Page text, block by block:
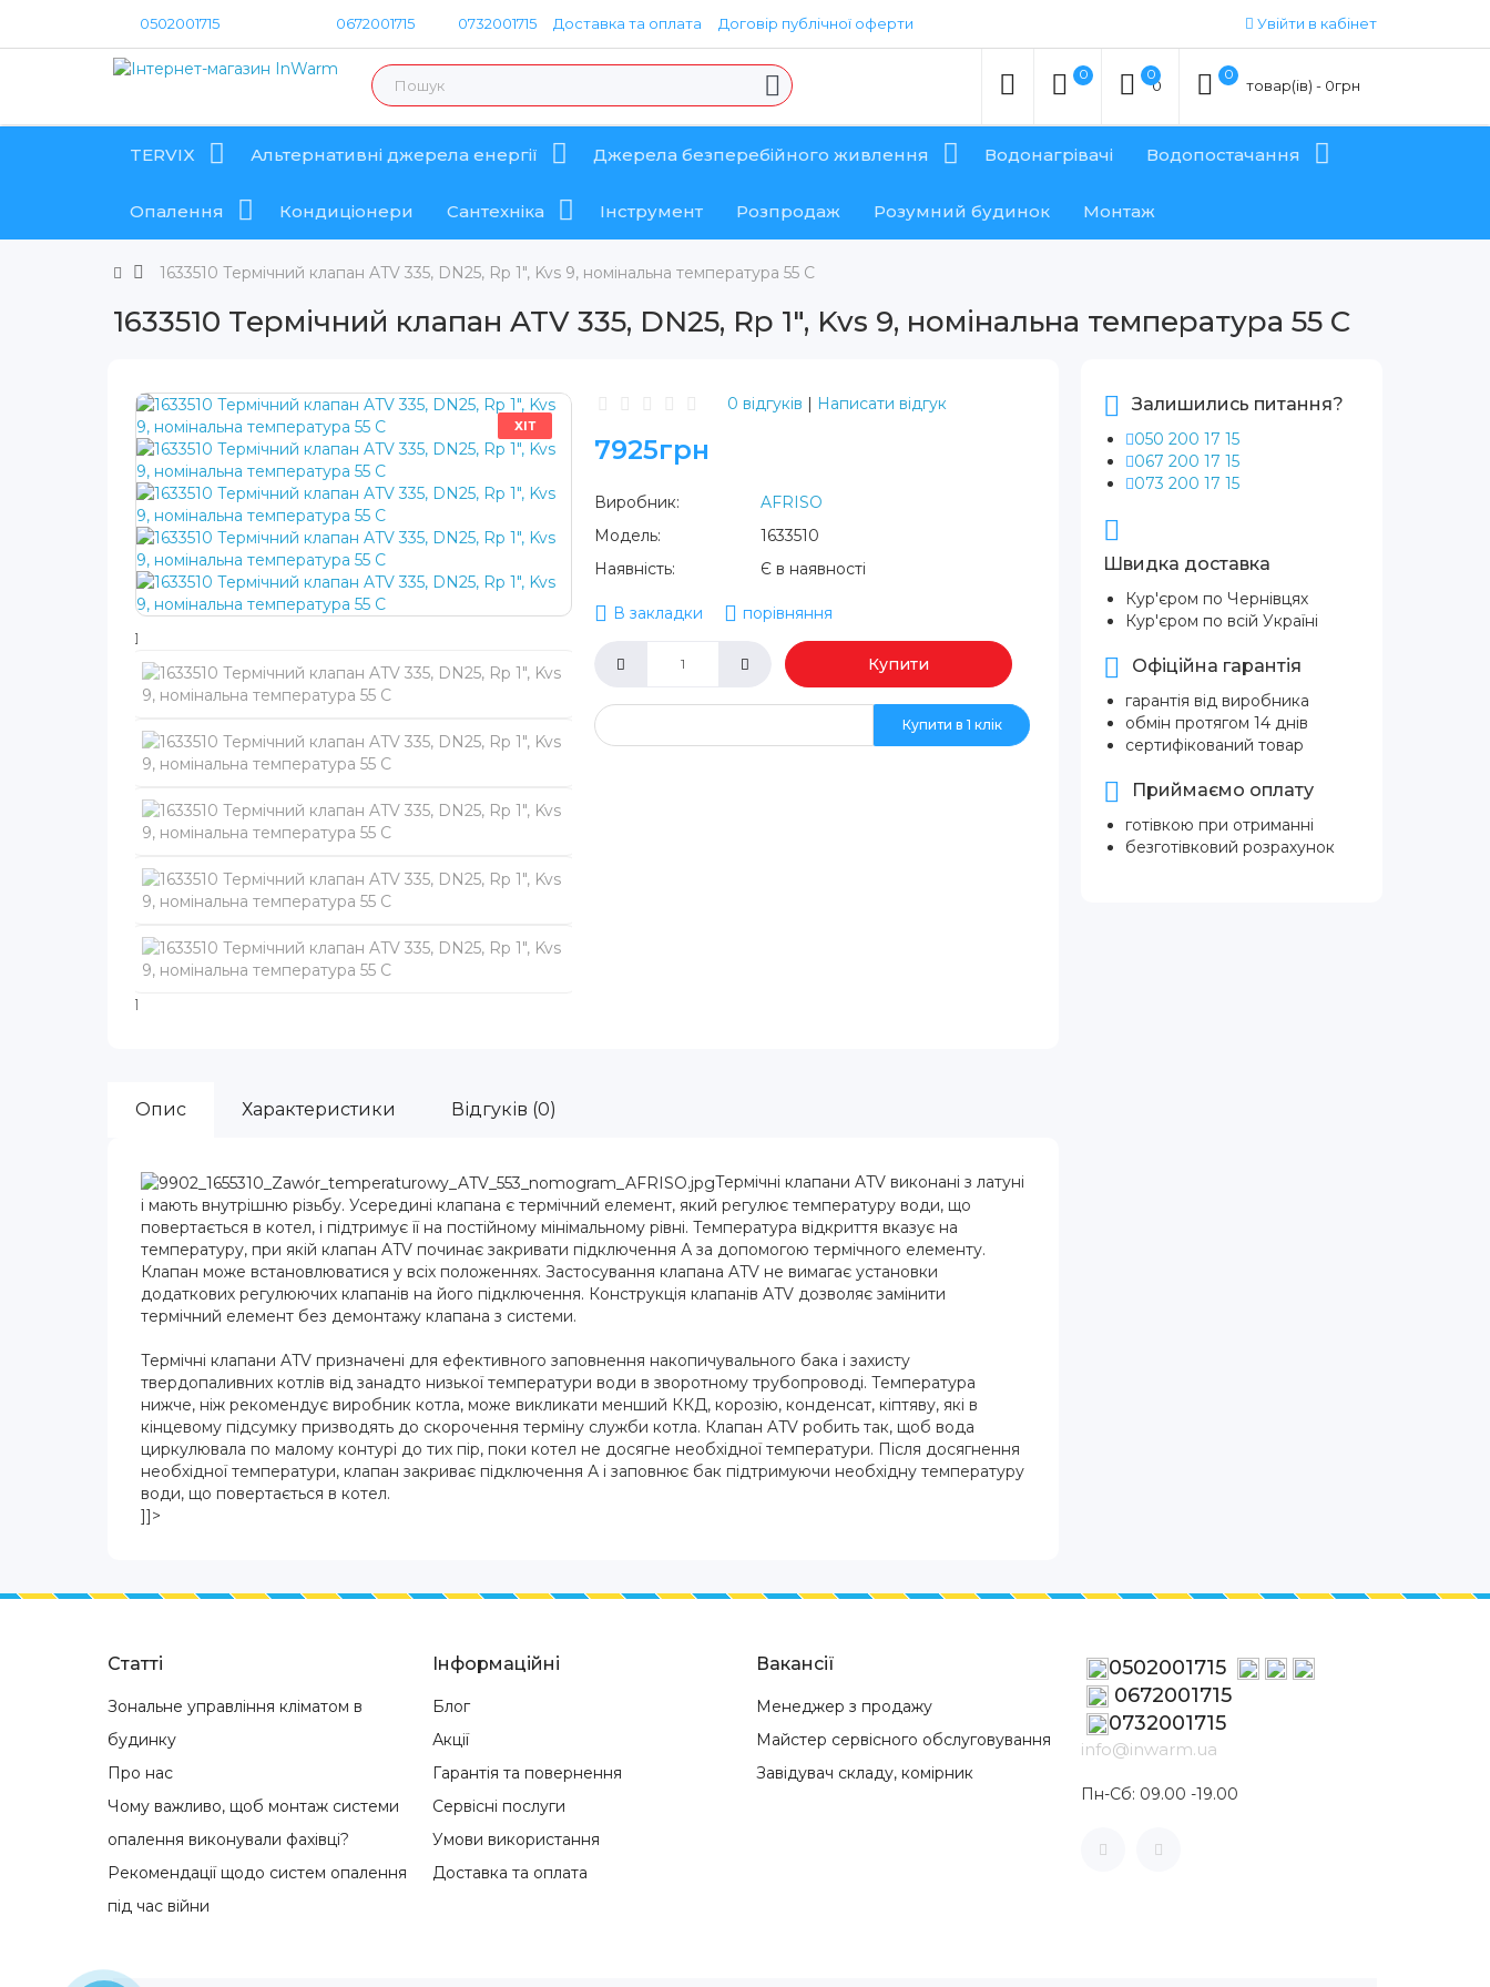
0502001715 0672001715 0732001715 Доставка та оплата Договір публічної оферти Увійти в кабінет
0
товар(ів) - 0грн
0 0
0
TERVIX Альтернативні джерела енергії Джерела безперебійного живлення Водонагрівачі Водопостачання
Опалення Кондиціонери Сантехніка Інструмент Розпродаж Розумний будинок Монтаж
1633510 Термічний клапан ATV 335, DN25, Rp 1", Kvs 9, номінальна температура 55 C
1633510 Термічний клапан ATV 335, DN25, Rp 1", Kvs 9, номінальна температура 55 C
ХІТ
0 відгуків | Написати відгук
7925грн
Виробник:
AFRISO
Модель:
1633510
Наявність:
Є в наявності
В закладки порівняння
Купити
Купити в 1 клік
Опис Характеристики Відгуків (0)
Термічні клапани ATV виконані з латуні
і мають внутрішню різьбу. Усередині клапана є термічний елемент, який регулює температуру води, що
повертається в котел, і підтримує її на постійному мінімальному рівні. Температура відкриття вказує на
температуру, при якій клапан ATV починає закривати підключення А за допомогою термічного елементу.
Клапан може встановлюватися у всіх положеннях. Застосування клапана ATV не вимагає установки
додаткових регулюючих клапанів на його підключення. Конструкція клапанів ATV дозволяє замінити
термічний елемент без демонтажу клапана з системи.
Термічні клапани ATV призначені для ефективного заповнення накопичувального бака і захисту
твердопаливних котлів від занадто низької температури води в зворотному трубопроводі. Температура
нижче, ніж рекомендує виробник котла, може викликати менший ККД, корозію, конденсат, кіптяву, які в
кінцевому підсумку призводять до скорочення терміну служби котла. Клапан ATV робить так, щоб вода
циркулювала по малому контурі до тих пір, поки котел не досягне необхідної температури. Після досягнення
необхідної температури, клапан закриває підключення А і заповнює бак підтримуючи необхідну температуру
води, що повертається в котел.
]]>
Залишились питання?
050 200 17 15
067 200 17 15
073 200 17 15
Швидка доставка
Кур'єром по Чернівцях
Кур'єром по всій Україні
Офіційна гарантія
гарантія від виробника
обмін протягом 14 днів
сертифікований товар
Приймаємо оплату
готівкою при отриманні
безготівковий розрахунок
Статті
Зональне управління кліматом в
будинку
Про нас
Чому важливо, щоб монтаж системи
опалення виконували фахівці?
Рекомендації щодо систем опалення
під час війни
Інформаційні
Блог
Акції
Гарантія та повернення
Сервісні послуги
Умови використання
Доставка та оплата
Вакансії
Менеджер з продажу
Майстер сервісного обслуговування
Завідувач складу, комірник
0502001715
0672001715
0732001715
info@inwarm.ua
Пн-Сб: 09.00 -19.00